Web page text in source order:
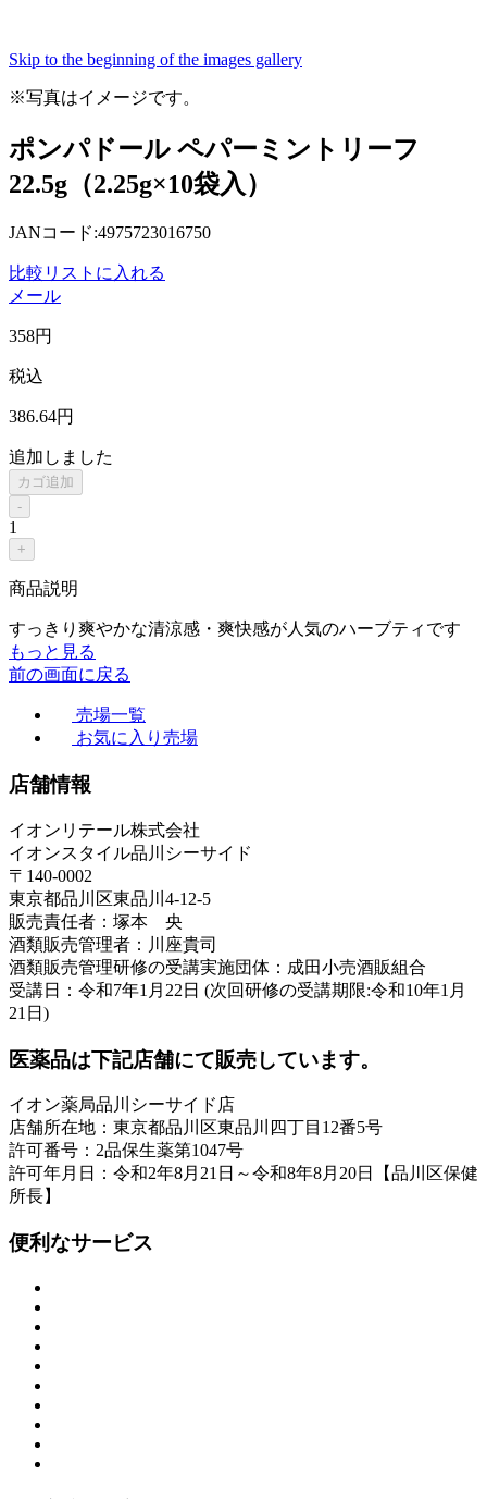
Skip to the beginning of the images gallery
※写真はイメージです。
ポンパドール ペパーミントリーフ
22.5g（2.25g×10袋入）
JANコード:4975723016750
比較リストに入れる
メール
358円
税込
386.64円
追加しました
カゴ追加
-
1
+
商品説明
すっきり爽やかな清涼感・爽快感が人気のハーブティです
もっと見る
前の画面に戻る
売場一覧
お気に入り売場
店舗情報
イオンリテール株式会社
イオンスタイル品川シーサイド
〒140-0002
東京都品川区東品川4-12-5
販売責任者：塚本 央
酒類販売管理者：川座貴司
酒類販売管理研修の受講実施団体：成田小売酒販組合
受講日：令和7年1月22日 (次回研修の受講期限:令和10年1月
21日)
医薬品は下記店舗にて販売しています。
イオン薬局品川シーサイド店
店舗所在地：東京都品川区東品川四丁目12番5号
許可番号：2品保生薬第1047号
許可年月日：令和2年8月21日～令和8年8月20日【品川区保健
所長】
便利なサービス